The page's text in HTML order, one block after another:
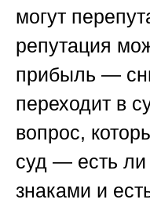
могут
репутация
прибыль —
переходит в
вопрос,
суд — есть
знаками и